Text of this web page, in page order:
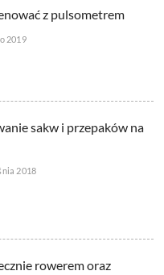
z pulsometrem
2019
sakw i przepaków na
2018
rowerem oraz